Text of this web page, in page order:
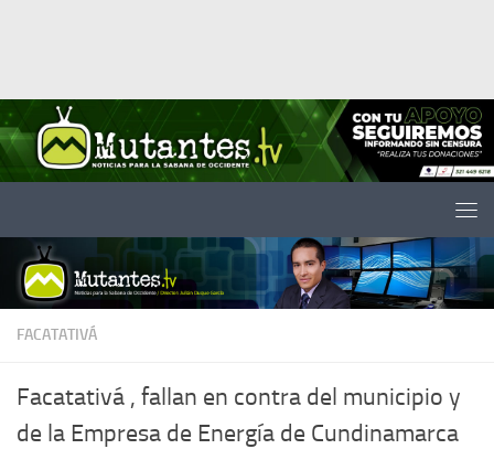
FACATATIVÁ
Facatativá , fallan en contra del municipio y
de la Empresa de Energía de Cundinamarca